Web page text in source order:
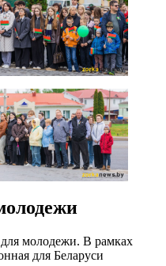
молодежи. В рамках
для Беларуси